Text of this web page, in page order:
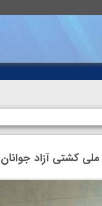
کشتی آزاد جوانان